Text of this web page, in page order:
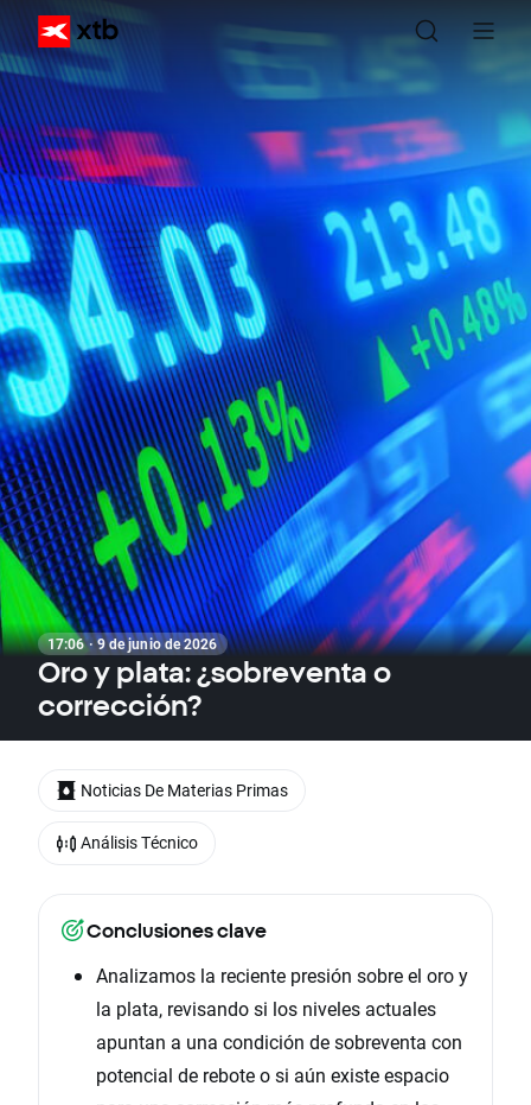
17:06 · 9 de junio de 2026
Oro y plata: ¿sobreventa o
corrección?
Conclusiones clave
Analizamos la reciente presión sobre el oro y
la plata, revisando si los niveles actuales
apuntan a una condición de sobreventa con
potencial de rebote o si aún existe espacio
Noticias De Materias Primas
Análisis Técnico